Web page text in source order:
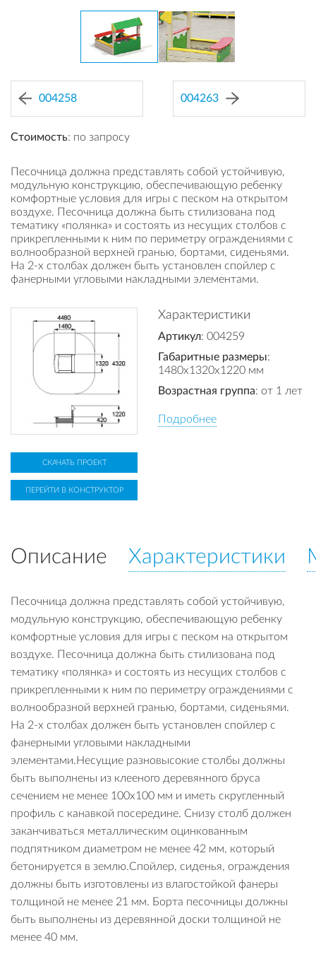
004258 004263
Стоимость: по запросу
Песочница должна представлять собой устойчивую,
модульную конструкцию, обеспечивающую ребенку
комфортные условия для игры с песком на открытом
воздухе. Песочница должна быть стилизована под
тематику «полянка» и состоять из несущих столбов с
прикрепленными к ним по периметру ограждениями с
волнообразной верхней гранью, бортами, сиденьями.
На 2-х столбах должен быть установлен спойлер с
фанерными угловыми накладными элементами.
Характеристики
Артикул: 004259
Габаритные размеры:
1480x1320x1220 мм
Возрастная группа: от 1 лет
Подробнее
СКАЧАТЬ ПРОЕКТ
ПЕРЕЙТИ В КОНСТРУКТОР
Описание Характеристики
Песочница должна представлять собой устойчивую,
модульную конструкцию, обеспечивающую ребенку
комфортные условия для игры с песком на открытом
воздухе. Песочница должна быть стилизована под
тематику «полянка» и состоять из несущих столбов с
прикрепленными к ним по периметру ограждениями с
волнообразной верхней гранью, бортами, сиденьями.
На 2-х столбах должен быть установлен спойлер с
фанерными угловыми накладными
элементами.Несущие разновысокие столбы должны
быть выполнены из клееного деревянного бруса
сечением не менее 100х100 мм и иметь скругленный
профиль с канавкой посередине. Снизу столб должен
заканчиваться металлическим оцинкованным
подпятником диаметром не менее 42 мм, который
бетонируется в землю.Спойлер, сиденья, ограждения
должны быть изготовлены из влагостойкой фанеры
толщиной не менее 21 мм. Борта песочницы должны
быть выполнены из деревянной доски толщиной не
менее 40 мм.